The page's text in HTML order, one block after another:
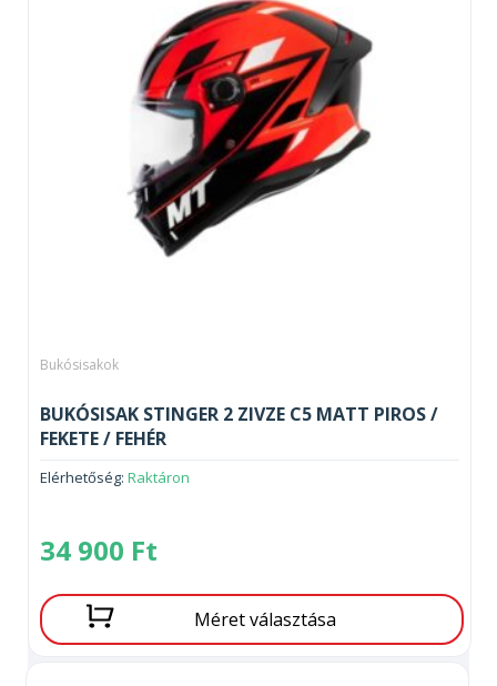
Bukósisakok
BUKÓSISAK STINGER 2 ZIVZE C5 MATT PIROS /
FEKETE / FEHÉR
Elérhetőség: Raktáron
34 900 Ft
Méret választása